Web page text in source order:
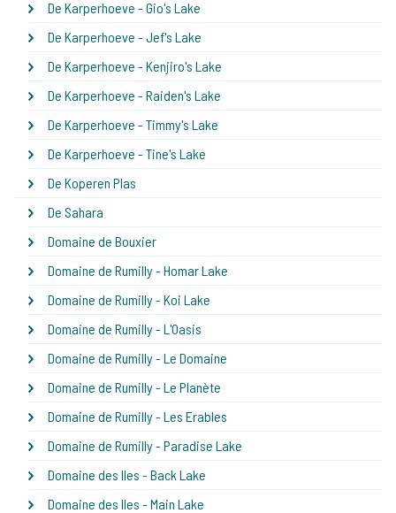
De Karperhoeve - Gio's Lake
De Karperhoeve - Jef's Lake
De Karperhoeve - Kenjiro's Lake
De Karperhoeve - Raiden's Lake
De Karperhoeve - Timmy's Lake
De Karperhoeve - Tine's Lake
De Koperen Plas
De Sahara
Domaine de Bouxier
Domaine de Rumilly - Homar Lake
Domaine de Rumilly - Koi Lake
Domaine de Rumilly - L'Oasis
Domaine de Rumilly - Le Domaine
Domaine de Rumilly - Le Planète
Domaine de Rumilly - Les Erables
Domaine de Rumilly - Paradise Lake
Domaine des Iles - Back Lake
Domaine des Iles - Main Lake